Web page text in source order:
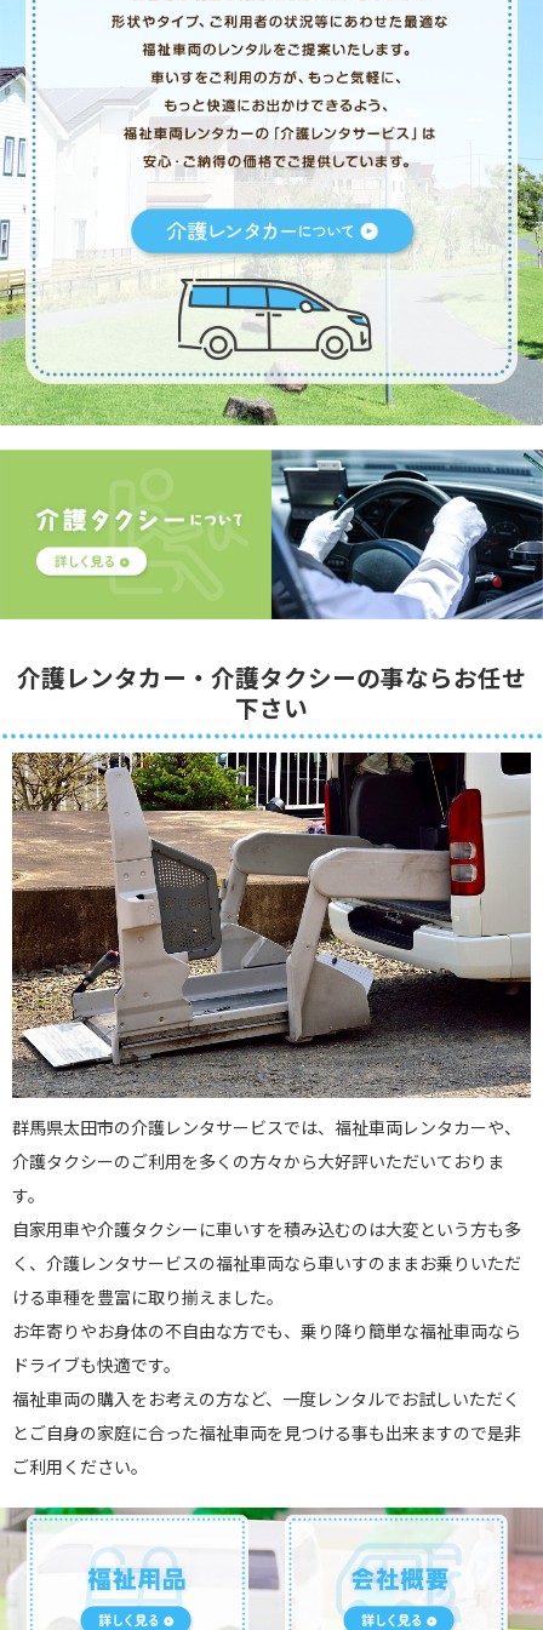
介護レンタカー・介護タクシーの事ならお任せ
下さい
群馬県太田市の介護レンタサービスでは、福祉車両レンタカーや、
介護タクシーのご利用を多くの方々から大好評いただいておりま
す。
自家用車や介護タクシーに車いすを積み込むのは大変という方も多
く、介護レンタサービスの福祉車両なら車いすのままお乗りいただ
ける車種を豊富に取り揃えました。
お年寄りやお身体の不自由な方でも、乗り降り簡単な福祉車両なら
ドライブも快適です。
福祉車両の購入をお考えの方など、一度レンタルでお試しいただく
とご自身の家庭に合った福祉車両を見つける事も出来ますので是非
ご利用ください。